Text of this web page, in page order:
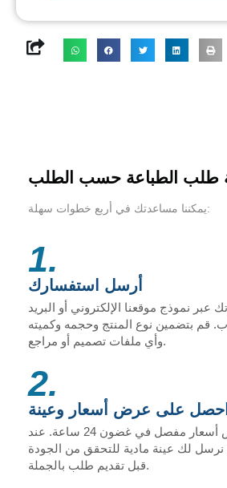
طلب الطباعة حسب الطلب
يمكننا مساعدتك في أربع خطوات سهلة:
1.
أرسل استفسارك
عبر نموذج موقعنا الإلكتروني أو البريد
قم بتضمين نوع المنتج وحجمه وكميته
وأي ملفات تصميم أو مراجع.
2.
احصل على عرض أسعار وعينة
سنقدم لك عرض أسعار مفصل في غضون 24 ساعة. عند
نرسل لك عينة مادية للتحقق من الجودة
قبل تقديم طلب بالجملة.